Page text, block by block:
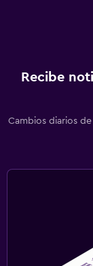
Recibe
Cambios diarios